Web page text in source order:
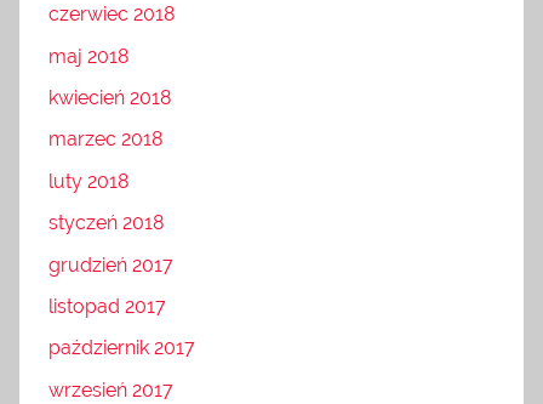
czerwiec 2018
maj 2018
kwiecień 2018
marzec 2018
luty 2018
styczeń 2018
grudzień 2017
listopad 2017
październik 2017
wrzesień 2017